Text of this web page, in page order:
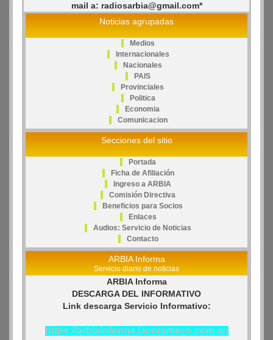
mail a: radiosarbia@gmail.com*
Noticias agrupadas
Medios
Internacionales
Nacionales
PAIS
Provinciales
Politica
Economia
Comunicacion
Secciones del sitio
Portada
Ficha de Afiliación
Ingreso a ARBIA
Comisión Directiva
Beneficios para Socios
Enlaces
Audios: Servicio de Noticias
Contacto
ARBIA Informa
Servicio diario de noticias
ARBIA Informa
DESCARGA DEL INFORMATIVO
Link descarga Servicio Informativo:
https://arbiainforma.lacorameco.com.ar/